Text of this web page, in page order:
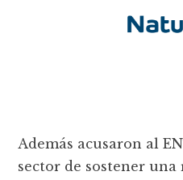
Además acusaron al
sector de sostener una